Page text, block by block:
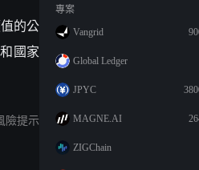
的公
國家
險提示
專案
Vangrid
Global Ledger
JPYC
MAGNE.AI
ZIGChain